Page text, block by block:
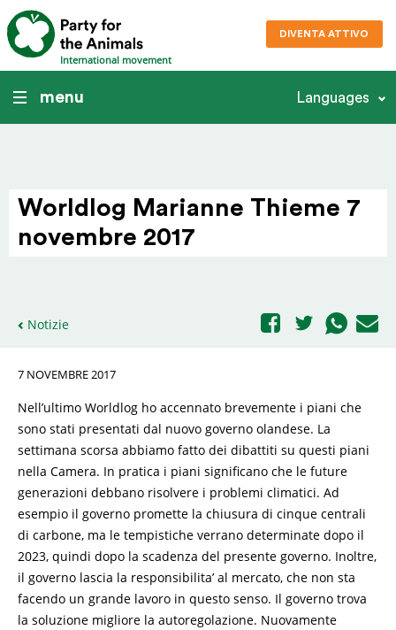
International movement
DIVENTA ATTIVO
menu Languages
Worldlog Marianne Thieme 7
novembre 2017
Notizie
7 NOVEMBRE 2017
Nell’ultimo Worldlog ho accennato brevemente i piani che
sono stati presentati dal nuovo governo olandese. La
settimana scorsa abbiamo fatto dei dibattiti su questi piani
nella Camera. In pratica i piani significano che le future
generazioni debbano risolvere i problemi climatici. Ad
esempio il governo promette la chiusura di cinque centrali
di carbone, ma le tempistiche verrano determinate dopo il
2023, quindi dopo la scadenza del presente governo. Inoltre,
il governo lascia la responsibilita’ al mercato, che non sta
facendo un grande lavoro in questo senso. Il governo trova
la soluzione migliore la autoregolazione. Nuovamente